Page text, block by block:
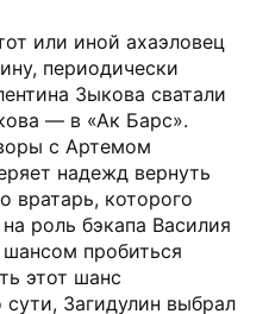
или иной ахаэловец
периодически
Зыкова сватали
— в «Ак Барс».
с Артемом
надежд вернуть
вратарь, которого
роль бэкапа Василия
пробиться
этот шанс
Загидулин выбрал